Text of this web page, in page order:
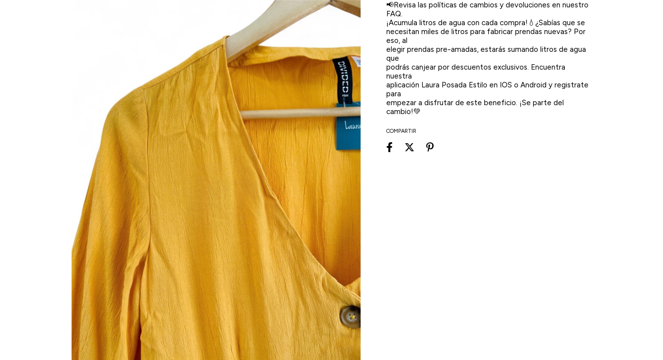
📢Revisa las políticas de cambios y devoluciones en nuestro
FAQ.
¡Acumula litros de agua con cada compra!💧¿Sabías que se
necesitan miles de litros para fabricar prendas nuevas? Por
eso, al
elegir prendas pre-amadas, estarás sumando litros de agua
que
podrás canjear por descuentos exclusivos. Encuentra
nuestra
aplicación Laura Posada Estilo en IOS o Android y registrate
para
empezar a disfrutar de este beneficio. ¡Se parte del
cambio!💚
COMPARTIR